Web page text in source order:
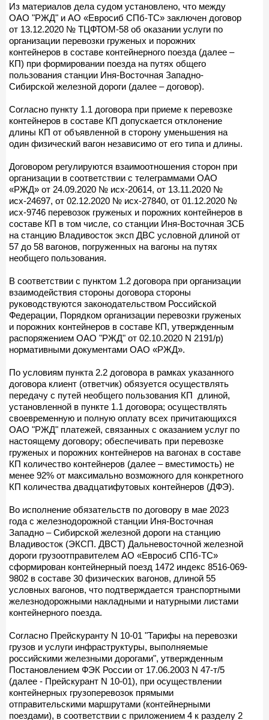
Из материалов дела судом установлено, что между
ОАО "РЖД" и АО «Евросиб СПб-ТС» заключен договор
от 13.12.2020 № ТЦФТОМ-58 об оказании услуги по
организации перевозки груженых и порожних
контейнеров в составе контейнерного поезда (далее –
КП) при формировании поезда на путях общего
пользования станции Иня-Восточная Западно-
Сибирской железной дороги (далее – договор).
Согласно пункту 1.1 договора при приеме к перевозке
контейнеров в составе КП допускается отклонение
длины КП от объявленной в сторону уменьшения на
один физический вагон независимо от его типа и длины.
Договором регулируются взаимоотношения сторон при
организации в соответствии с телеграммами ОАО
«РЖД» от 24.09.2020 № исх-20614, от 13.11.2020 №
исх-24697, от 02.12.2020 № исх-27840, от 01.12.2020 №
исх-9746 перевозок груженых и порожних контейнеров в
составе КП в том числе, со станции Иня-Восточная ЗСБ
на станцию Владивосток эксп ДВС условной длиной от
57 до 58 вагонов, погруженных на вагоны на путях
необщего пользования.
В соответствии с пунктом 1.2 договора при организации
взаимодействия стороны договора стороны
руководствуются законодательством Российской
Федерации, Порядком организации перевозки груженых
и порожних контейнеров в составе КП, утвержденным
распоряжением ОАО "РЖД" от 02.10.2020 N 2191/р)
нормативными документами ОАО «РЖД».
По условиям пункта 2.2 договора в рамках указанного
договора клиент (ответчик) обязуется осуществлять
передачу с путей необщего пользования КП длиной,
установленной в пункте 1.1 договора; осуществлять
своевременную и полную оплату всех причитающихся
ОАО "РЖД" платежей, связанных с оказанием услуг по
настоящему договору; обеспечивать при перевозке
груженых и порожних контейнеров на вагонах в составе
КП количество контейнеров (далее – вместимость) не
менее 92% от максимально возможного для конкретного
КП количества двадцатифутовых контейнеров (ДФЭ).
Во исполнение обязательств по договору в мае 2023
года с железнодорожной станции Иня-Восточная
Западно – Сибирской железной дороги на станцию
Владивосток (ЭКСП. ДВСТ) Дальневосточной железной
дороги грузоотправителем АО «Евросиб СПб-ТС»
сформирован контейнерный поезд 1472 индекс 8516-069-
9802 в составе 30 физических вагонов, длиной 55
условных вагонов, что подтверждается транспортными
железнодорожными накладными и натурными листами
контейнерного поезда.
Согласно Прейскуранту N 10-01 "Тарифы на перевозки
грузов и услуги инфраструктуры, выполняемые
российскими железными дорогами", утвержденным
Постановлением ФЭК России от 17.06.2003 N 47-т/5
(далее - Прейскурант N 10-01), при осуществлении
контейнерных грузоперевозок прямыми
отправительскими маршрутами (контейнерными
поездами), в соответствии с приложением 4 к разделу 2